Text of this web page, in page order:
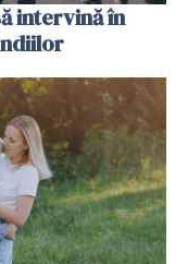
intervină în